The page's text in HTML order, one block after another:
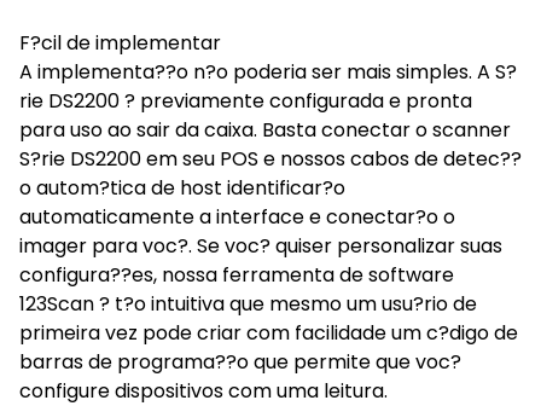
F?cil de implementar
A implementa??o n?o poderia ser mais simples. A S?
rie DS2200 ? previamente configurada e pronta
para uso ao sair da caixa. Basta conectar o scanner
S?rie DS2200 em seu POS e nossos cabos de detec??
o autom?tica de host identificar?o
automaticamente a interface e conectar?o o
imager para voc?. Se voc? quiser personalizar suas
configura??es, nossa ferramenta de software
123Scan ? t?o intuitiva que mesmo um usu?rio de
primeira vez pode criar com facilidade um c?digo de
barras de programa??o que permite que voc?
configure dispositivos com uma leitura.